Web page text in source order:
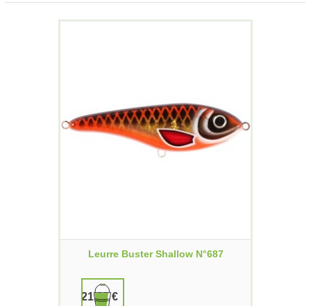
Leurre Buster Shallow N°687
21,00 €